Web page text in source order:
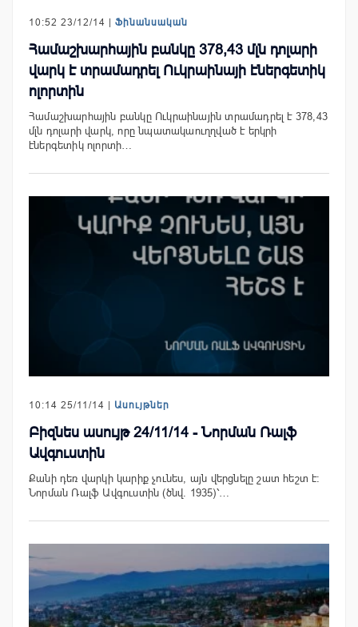
10:52 23/12/14 | Ֆինանսական
Համաշխարհային բանկը 378,43 մլն դոլարի
վարկ է տրամադրել Ուկրաինայի էներգետիկ
ոլորտին
Համաշխարհային բանկը Ուկրաինային տրամադրել է 378,43
մլն դոլարի վարկ, որը նպատակաուղղված է երկրի
էներգետիկ ոլորտի…
10:14 25/11/14 | Ասույթներ
Բիզնես ասույթ 24/11/14 - Նորման Ռալֆ
Ավգուստին
Քանի դեռ վարկի կարիք չունես, այն վերցնելը շատ հեշտ է:
Նորման Ռալֆ Ավգուստին (ծնվ. 1935)՝…